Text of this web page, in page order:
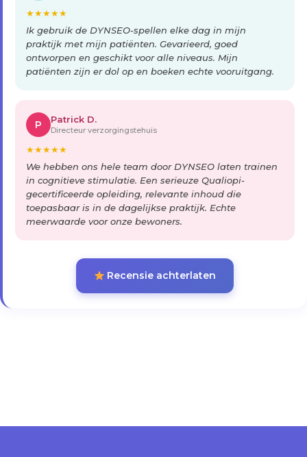
★★★★★
Ik gebruik de DYNSEO-spellen elke dag in mijn
praktijk met mijn patiënten. Gevarieerd, goed
ontworpen en geschikt voor alle niveaus. Mijn
patiënten zijn er dol op en boeken echte vooruitgang.
P Patrick D.
Directeur verzorgingstehuis
★★★★★
We hebben ons hele team door DYNSEO laten trainen
in cognitieve stimulatie. Een serieuze Qualiopi-
gecertificeerde opleiding, relevante inhoud die
toepasbaar is in de dagelijkse praktijk. Echte
meerwaarde voor onze bewoners.
Recensie achterlaten